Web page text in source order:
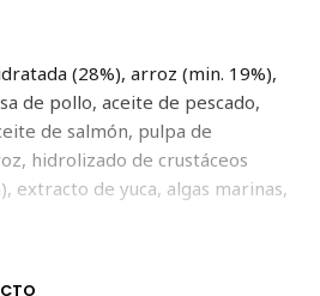
(28%), arroz (min. 19%),
de pollo, aceite de pescado,
de salmón, pulpa de
hidrolizado de crustáceos
extracto de yuca, algas marinas,